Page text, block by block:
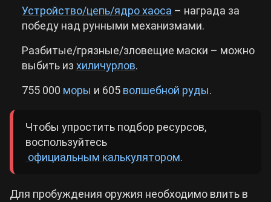
Устройство/цепь/ядро хаоса – награда за
победу над рунными механизмами.
Разбитые/грязные/зловещие маски – можно
выбить из хиличурлов.
755 000 моры и 605 волшебной руды.
Чтобы упростить подбор ресурсов,
воспользуйтесь
официальным калькулятором.
Для пробуждения оружия необходимо влить в